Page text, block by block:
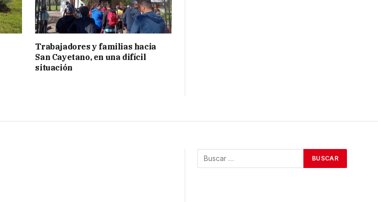
Trabajadores y familias hacia
San Cayetano, en una difícil
situación